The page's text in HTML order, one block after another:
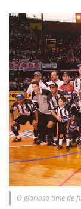
O glorioso time de